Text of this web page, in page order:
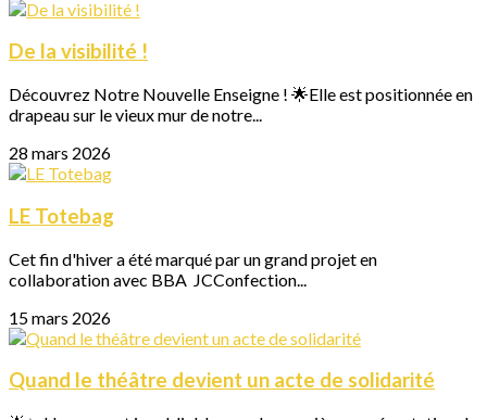
De la visibilité !
Découvrez Notre Nouvelle Enseigne ! 🌟Elle est positionnée en
drapeau sur le vieux mur de notre...
28 mars 2026
LE Totebag
Cet fin d'hiver a été marqué par un grand projet en
collaboration avec BBA JCConfection...
15 mars 2026
Quand le théâtre devient un acte de solidarité